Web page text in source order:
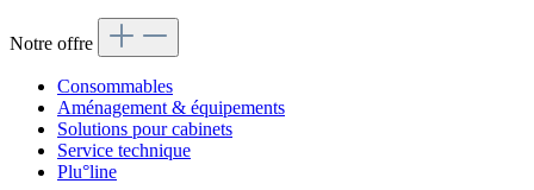
Notre offre
Consommables
Aménagement & équipements
Solutions pour cabinets
Service technique
Plu°line